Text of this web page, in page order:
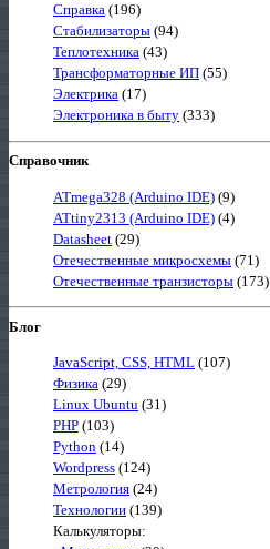
Справка (196)
Стабилизаторы (94)
Теплотехника (43)
Трансформаторные ИП (55)
Электрика (17)
Электроника в быту (333)
Справочник
ATmega328 (Arduino IDE) (9)
ATtiny2313 (Arduino IDE) (4)
Datasheet (29)
Отечественные микросхемы (71)
Отечественные транзисторы (173)
Блог
JavaScript, CSS, HTML (107)
Физика (29)
Linux Ubuntu (31)
PHP (103)
Python (14)
Wordpress (124)
Метрология (24)
Технологии (139)
Калькуляторы: